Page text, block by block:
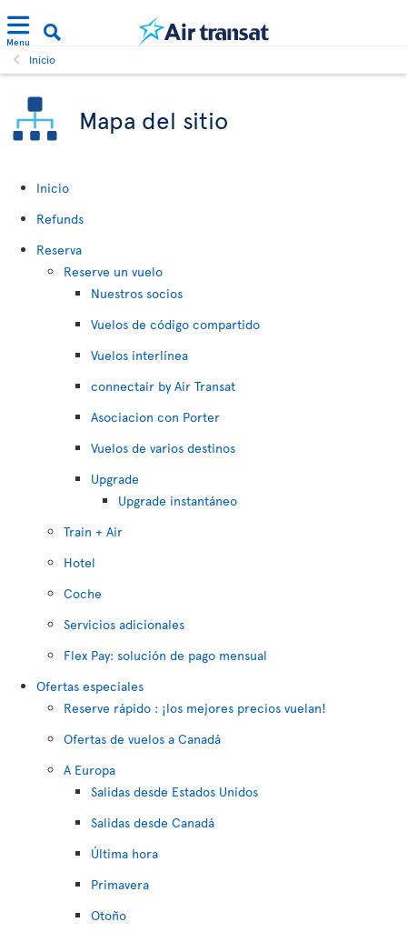
Menu
Inicio
Mapa del sitio
Inicio
Refunds
Reserva
Reserve un vuelo
Nuestros socios
Vuelos de código compartido
Vuelos interlínea
connectair by Air Transat
Asociacion con Porter
Vuelos de varios destinos
Upgrade
Upgrade instantáneo
Train + Air
Hotel
Coche
Servicios adicionales
Flex Pay: solución de pago mensual
Ofertas especiales
Reserve rápido : ¡los mejores precios vuelan!
Ofertas de vuelos a Canadá
A Europa
Salidas desde Estados Unidos
Salidas desde Canadá
Última hora
Primavera
Otoño